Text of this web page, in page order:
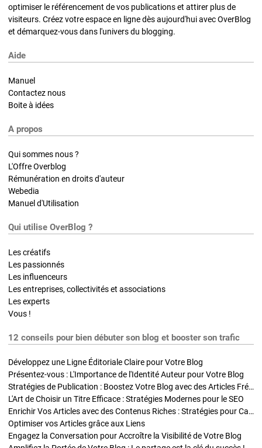
optimiser le référencement de vos publications et attirer plus de
visiteurs. Créez votre espace en ligne dès aujourd'hui avec OverBlog
et démarquez-vous dans l'univers du blogging.
Aide
Manuel
Contactez nous
Boite à idées
A propos
Qui sommes nous ?
L'Offre Overblog
Rémunération en droits d'auteur
Webedia
Manuel d'Utilisation
Qui utilise OverBlog ?
Les créatifs
Les passionnés
Les influenceurs
Les entreprises, collectivités et associations
Les experts
Vous !
12 conseils pour bien débuter son blog et booster son trafic
Développez une Ligne Éditoriale Claire pour Votre Blog
Présentez-vous : L'Importance de l'Identité Auteur pour Votre Blog
Stratégies de Publication : Boostez Votre Blog avec des Articles Fréquents et Exclusifs
L'Art de Choisir un Titre Efficace : Stratégies Modernes pour le SEO
Enrichir Vos Articles avec des Contenus Riches : Stratégies pour Captiver et Optimiser
Optimiser vos Articles grâce aux Liens
Engagez la Conversation pour Accroître la Visibilité de Votre Blog